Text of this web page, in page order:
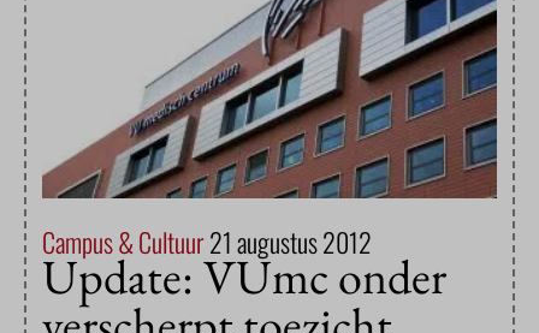
Campus & Cultuur21 augustus 2012
Update: VUmc onder